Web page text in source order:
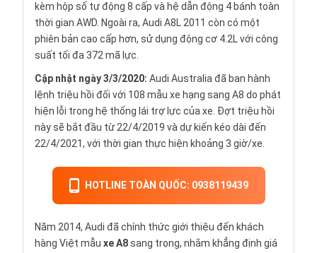
kèm hộp số tự động 8 cấp và hệ dẫn động 4 bánh toàn
thời gian AWD. Ngoài ra, Audi A8L 2011 còn có một
phiên bản cao cấp hơn, sử dụng động cơ 4.2L với công
suất tối đa 372 mã lực.
Cập nhật ngày 3/3/2020: Audi Australia đã ban hành
lệnh triệu hồi đối với 108 mẫu xe hạng sang A8 do phát
hiện lỗi trong hệ thống lái trợ lực của xe. Đợt triệu hồi
này sẽ bắt đầu từ 22/4/2019 và dự kiến kéo dài đến
22/4/2021, với thời gian thực hiện khoảng 3 giờ/xe.
HOTLINE TOÀN QUỐC: 0938119439
Năm 2014, Audi đã chính thức giới thiệu đến khách
hàng Việt mẫu xe A8sang trọng, nhằm khẳng định giá